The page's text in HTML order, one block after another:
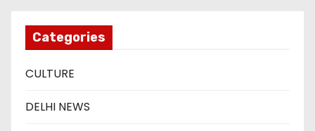
Categories
CULTURE
DELHI NEWS